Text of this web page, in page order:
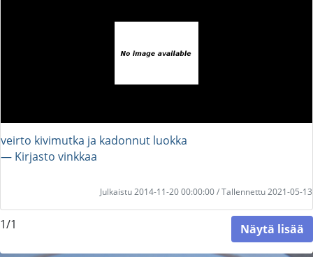
veirto kivimutka ja kadonnut luokka
― Kirjasto vinkkaa
Julkaistu 2014-11-20 00:00:00 / Tallennettu 2021-05-13
1/1 Näytä lisää